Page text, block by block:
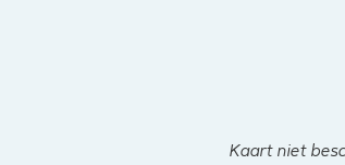
Kaart niet